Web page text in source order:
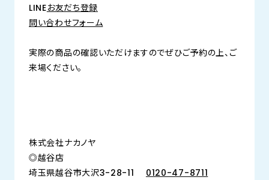
LINEお友だち登録
問い合わせフォーム
実際の商品の確認いただけますのでぜひご予約の上、ご
来場ください。
株式会社ナカノヤ
◎越谷店
埼玉県越谷市大沢3-28-11 0120-47-8711